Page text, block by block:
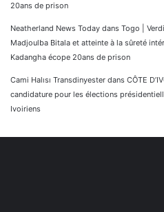
20ans de prison
Neatherland News Today dans Togo |
Madjoulba Bitala et atteinte à la sûreté
Kadangha écope 20ans de prison
Cami Halısı Transdinyester dans CÔTE
candidature pour les élections
Ivoiriens